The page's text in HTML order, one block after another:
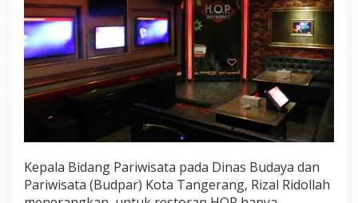
Kepala Bidang Pariwisata pada Dinas Budaya dan
Pariwisata (Budpar) Kota Tangerang, Rizal Ridollah